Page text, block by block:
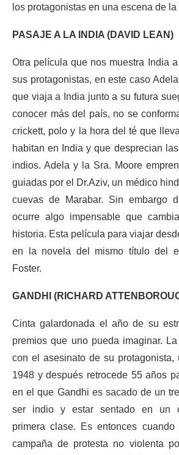
los protagonistas en una escena de
PASAJE A LA INDIA (DAVID LEAN)
Otra película que nos muestra India
sus protagonistas, en este caso
que viaja a India junto a su futura
conocer más del país, no se
crickett, polo y la hora del té que
habitan en India y que desprecian
indios. Adela y la Sra. Moore
guiadas por el Dr.Aziv, un médico
cuevas de Marabar. Sin embargo
ocurre algo impensable que
historia. Esta película para viajar
en la novela del mismo título del
Foster.
GANDHI (RICHARD
Cinta galardonada el año de su
premios que uno pueda imaginar.
con el asesinato de su
1948 y después retrocede 55 años
en el que Gandhi es sacado de un
ser indio y estar sentado en un
primera clase. Es entonces
campaña de protesta no violenta